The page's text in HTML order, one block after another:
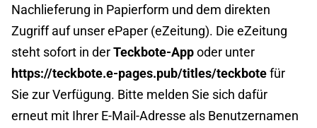
Nachlieferung in Papierform und dem direkten
Zugriff auf unser ePaper (eZeitung). Die eZeitung
steht sofort in derTeckbote-Appoder unter
https://teckbote.e-pages.pub/titles/teckbotefür
Sie zur Verfügung. Bitte melden Sie sich dafür
erneut mit Ihrer E-Mail-Adresse als Benutzernamen